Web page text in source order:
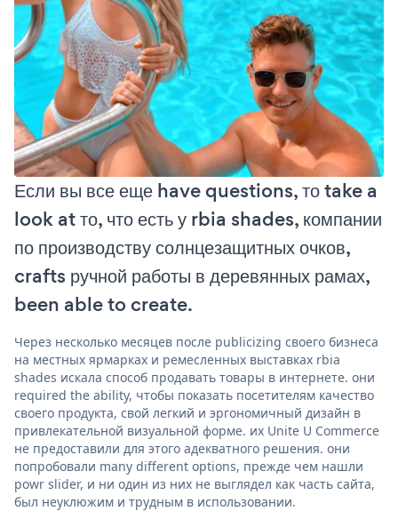
Если вы все еще have questions, то take a
look at то, что есть у rbia shades, компании
по производству солнцезащитных очков,
crafts ручной работы в деревянных рамах,
been able to create.
Через несколько месяцев после publicizing своего бизнеса
на местных ярмарках и ремесленных выставках rbia
shades искала способ продавать товары в интернете. они
required the ability, чтобы показать посетителям качество
своего продукта, свой легкий и эргономичный дизайн в
привлекательной визуальной форме. их Unite U Commerce
не предоставили для этого адекватного решения. они
попробовали many different options, прежде чем нашли
powr slider, и ни один из них не выглядел как часть сайта,
был неуклюжим и трудным в использовании.